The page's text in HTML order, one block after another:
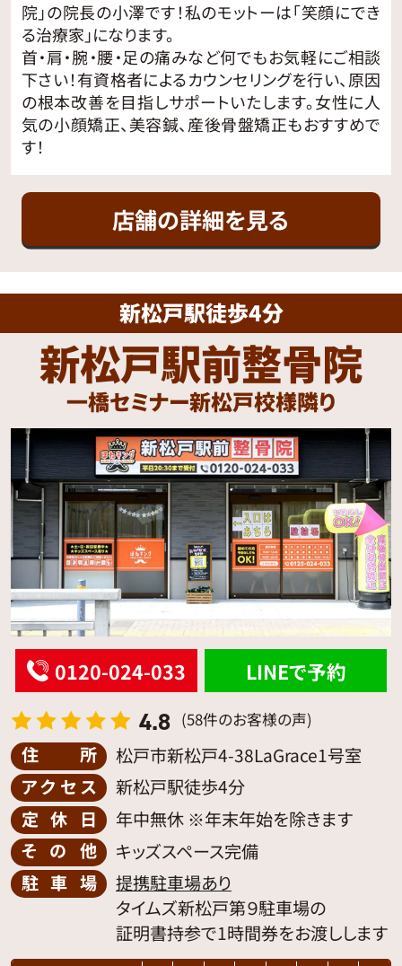
院」の院長の小澤です！私のモットーは「笑顔にでき
る治療家」になります。
首・肩・腕・腰・足の痛みなど何でもお気軽にご相談
下さい！有資格者によるカウンセリングを行い、原因
の根本改善を目指しサポートいたします。女性に人
気の小顔矯正、美容鍼、産後骨盤矯正もおすすめで
す！
店舗の詳細を見る
新松戸駅徒歩4分
新松戸駅前整骨院
一橋セミナー新松戸校様隣り
4.8 (58件のお客様の声)
住所
松戸市新松戸4-38LaGrace1号室
アクセス
新松戸駅徒歩4分
定休日
年中無休 ※年末年始を除きます
その他
キッズスペース完備
駐車場
提携駐車場あり
タイムズ新松戸第９駐車場の
証明書持参で1時間券をお渡しします
0120-024-033 LINEで予約